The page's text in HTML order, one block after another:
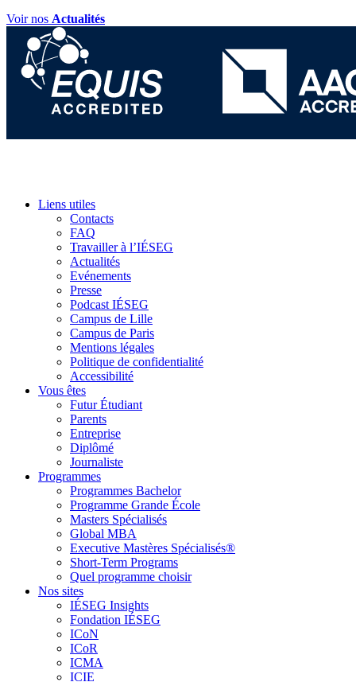
Voir nos Actualités
Liens utiles
Contacts
FAQ
Travailler à l’IÉSEG
Actualités
Evénements
Presse
Podcast IÉSEG
Campus de Lille
Campus de Paris
Mentions légales
Politique de confidentialité
Accessibilité
Vous êtes
Futur Étudiant
Parents
Entreprise
Diplômé
Journaliste
Programmes
Programmes Bachelor
Programme Grande École
Masters Spécialisés
Global MBA
Executive Mastères Spécialisés®
Short-Term Programs
Quel programme choisir
Nos sites
IÉSEG Insights
Fondation IÉSEG
ICoN
ICoR
ICMA
ICIE